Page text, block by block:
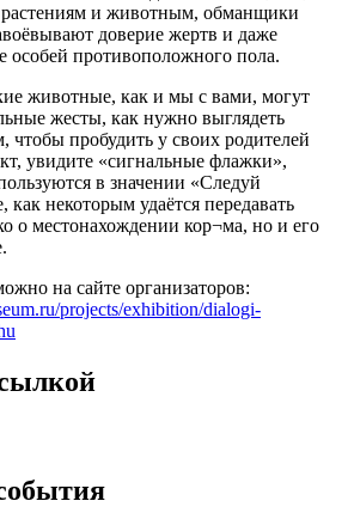
и животным, обманщики
доверие жертв и даже
особей противоположного пола.
животные, как и мы с вами, могут
жесты, как нужно выглядеть
чтобы пробудить у своих родителей
увидите «сигнальные флажки»,
в значении «Следуй
некоторым удаётся передавать
о местонахождении кор¬ма, но и его
на сайте организаторов:
projects/exhibition/dialogi-